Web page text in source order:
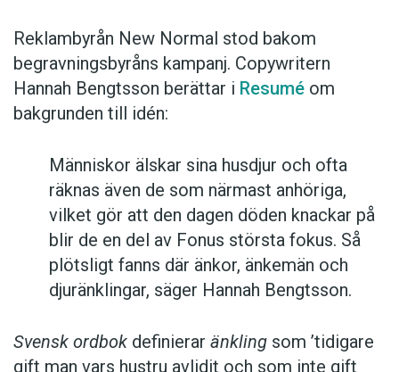
Reklambyrån New Normal stod bakom
begravningsbyråns kampanj. Copywritern
Hannah Bengtsson berättar i Resumé om
bakgrunden till idén:
Människor älskar sina husdjur och ofta
räknas även de som närmast anhöriga,
vilket gör att den dagen döden knackar på
blir de en del av Fonus största fokus. Så
plötsligt fanns där änkor, änkemän och
djuränklingar, säger Hannah Bengtsson.
Svensk ordbok definierar änkling som ’tidigare
gift man vars hustru av­lidit och som inte gift